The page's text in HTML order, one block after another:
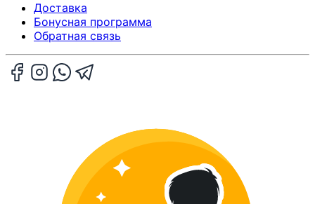
Доставка
Бонусная программа
Обратная связь